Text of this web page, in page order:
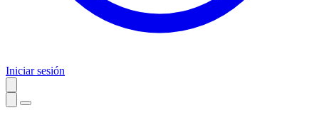
Iniciar sesión